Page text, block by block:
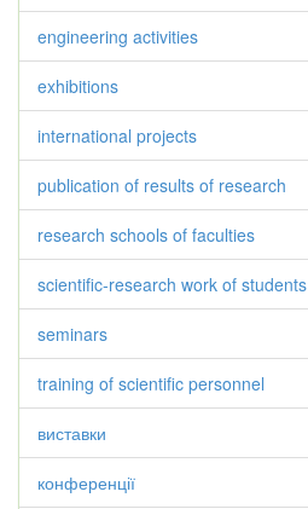
engineering activities
exhibitions
international projects
publication of results of research
research schools of faculties
scientific-research work of students
seminars
training of scientific personnel
виставки
конференції